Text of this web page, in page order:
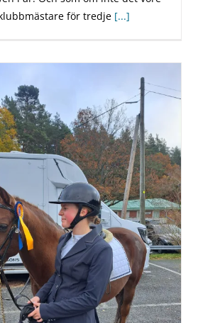
för tredje [...]